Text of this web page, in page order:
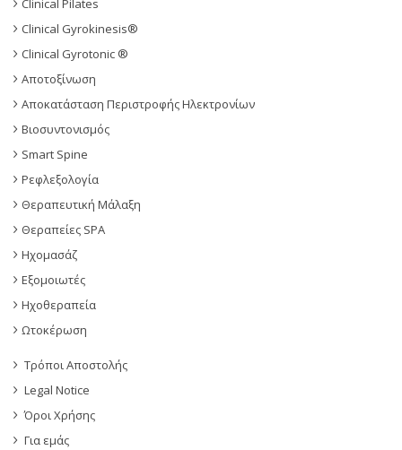
Clinical Pilates
Clinical Gyrokinesis®
Clinical Gyrotonic ®
Αποτοξίνωση
Αποκατάσταση Περιστροφής Ηλεκτρονίων
Βιοσυντονισμός
Smart Spine
Ρεφλεξολογία
Θεραπευτική Μάλαξη
Θεραπείες SPA
Ηχομασάζ
Εξομοιωτές
Ηχοθεραπεία
Ωτοκέρωση
Τρόποι Αποστολής
Legal Notice
Όροι Χρήσης
Για εμάς